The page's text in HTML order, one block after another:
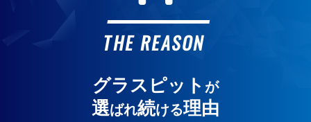
THE REASON
グラスピット が
選ばれ続ける理由